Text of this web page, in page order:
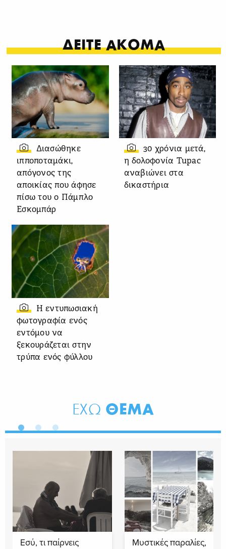
ΔΕΙΤΕ ΑΚΟΜΑ
Διασώθηκε
ιπποποταμάκι,
απόγονος της
αποικίας που άφησε
πίσω του ο Πάμπλο
Εσκομπάρ
30 χρόνια μετά,
η δολοφονία Tupac
αναβιώνει στα
δικαστήρια
Η εντυπωσιακή
φωτογραφία ενός
εντόμου να
ξεκουράζεται στην
τρύπα ενός φύλλου
ΕΧΩ ΘΕΜΑ
Εσύ, τι παίρνεις
Μυστικές παραλίες,